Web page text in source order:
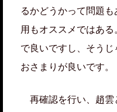
るかどうかって問題
用もオススメではあ
で良いですし、そう
おさまりが良いです。
再確認を行い、趙雲